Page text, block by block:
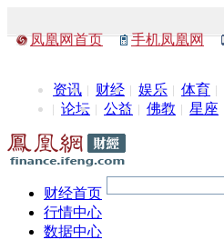
凤凰网首页 手机凤凰网
资讯 财经 娱乐 体育
论坛
公益 佛教 星座
财经首页
行情中心
数据中心